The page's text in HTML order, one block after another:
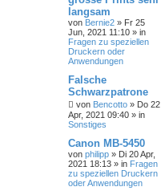
langsam
von Bernie2 » Fr 25
Jun, 2021 11:10 » in
Fragen zu speziellen
Druckern oder
Anwendungen
Falsche
Schwarzpatrone
von Bencotto » Do 22
Apr, 2021 09:40 » in
Sonstiges
Canon MB-5450
von philipp » Di 20 Apr,
2021 18:13 » in Fragen
zu speziellen Druckern
oder Anwendungen